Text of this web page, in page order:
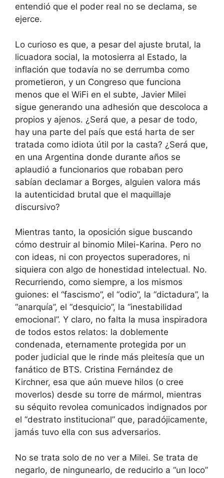
entendió que el poder real no se declama, se
ejerce.
Lo curioso es que, a pesar del ajuste brutal, la
licuadora social, la motosierra al Estado, la
inflación que todavía no se derrumba como
prometieron, y un Congreso que funciona
menos que el WiFi en el subte, Javier Milei
sigue generando una adhesión que descoloca a
propios y ajenos. ¿Será que, a pesar de todo,
hay una parte del país que está harta de ser
tratada como idiota útil por la casta? ¿Será que,
en una Argentina donde durante años se
aplaudió a funcionarios que robaban pero
sabían declamar a Borges, alguien valora más
la autenticidad brutal que el maquillaje
discursivo?
Mientras tanto, la oposición sigue buscando
cómo destruir al binomio Milei-Karina. Pero no
con ideas, ni con proyectos superadores, ni
siquiera con algo de honestidad intelectual. No.
Recurriendo, como siempre, a los mismos
guiones: el “fascismo”, el “odio”, la “dictadura”, la
“anarquía”, el “desquicio”, la “inestabilidad
emocional”. Y claro, no falta la musa inspiradora
de todos estos relatos: la doblemente
condenada, eternamente protegida por un
poder judicial que le rinde más pleitesía que un
fanático de BTS. Cristina Fernández de
Kirchner, esa que aún mueve hilos (o cree
moverlos) desde su torre de mármol, mientras
su séquito revolea comunicados indignados por
el “destrato institucional” que, paradójicamente,
jamás tuvo ella con sus adversarios.
No se trata solo de no ver a Milei. Se trata de
negarlo, de ningunearlo, de reducirlo a “un loco”